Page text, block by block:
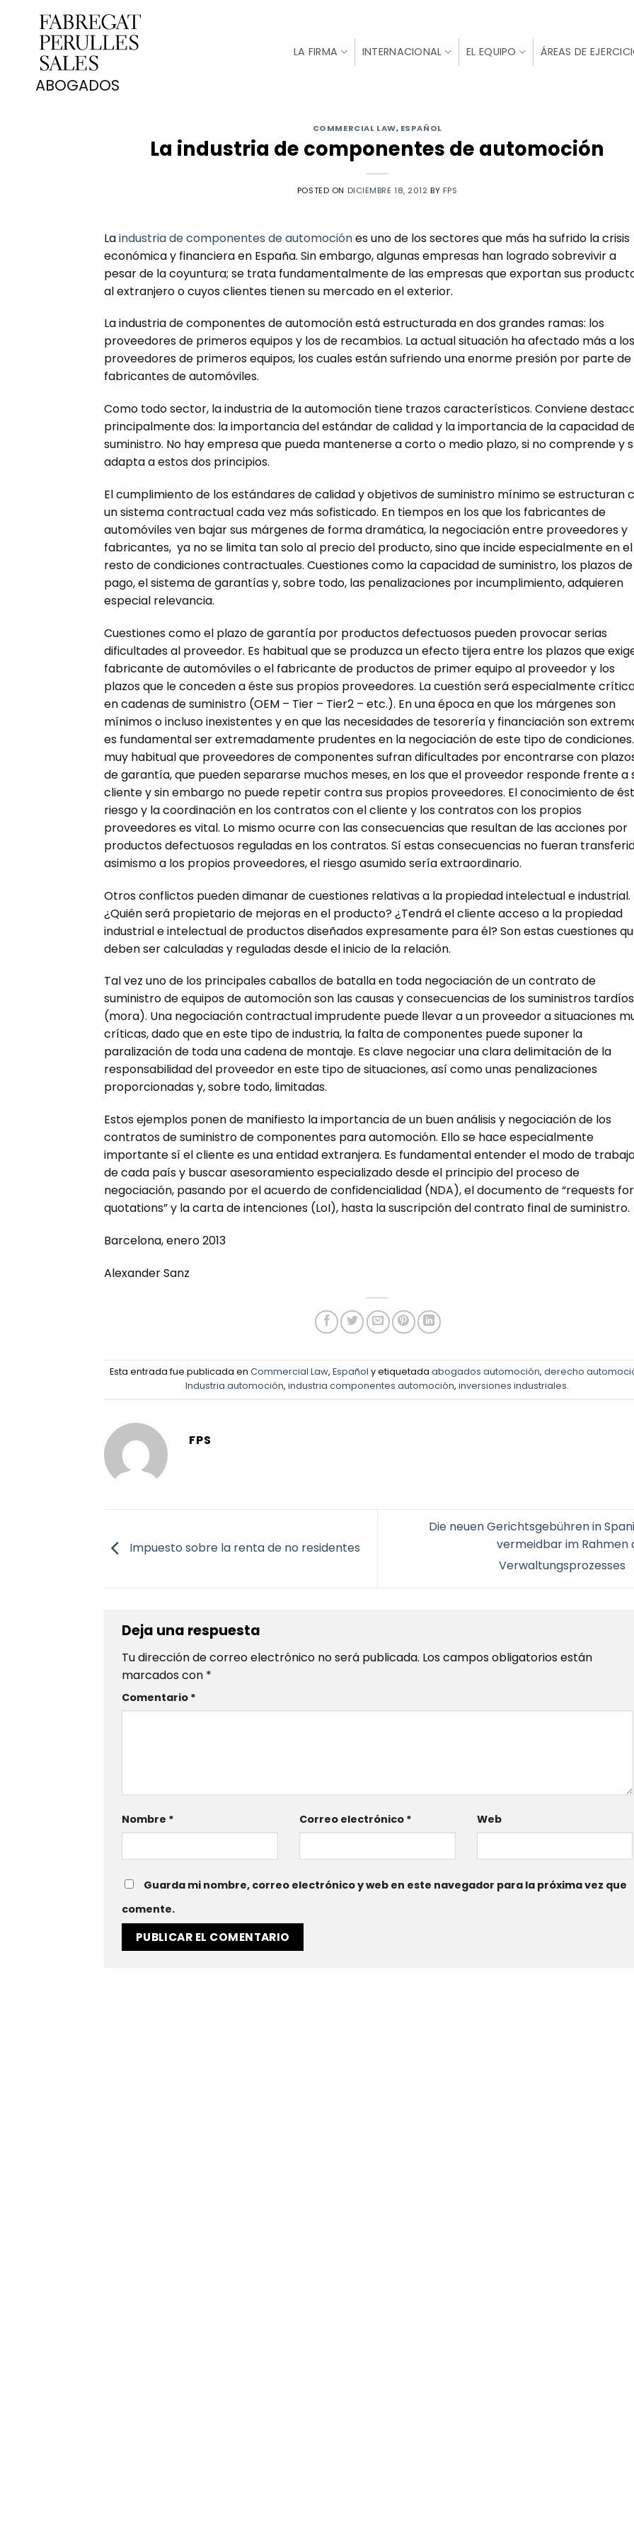
contenido
LA FIRMA INTERNACIONAL EL EQUIPO ÁREAS DE
COMMERCIAL LAW, ESPAÑOL
La industria de componentes de automoción
POSTED ON DICIEMBRE 18, 2012 BY FPS
Laindustria de componentes de automociónes uno de los sectores que más ha sufrido la crisis
económica y financiera en España. Sin embargo, algunas empresas han logrado sobrevivir a
pesar de la coyuntura; se trata fundamentalmente de las empresas que exportan sus
al extranjero o cuyos clientes tienen su mercado en el exterior.
La industria de componentes de automoción está estructurada en dos grandes ramas: los
proveedores de primeros equipos y los de recambios. La actual situación ha afectado más a los
proveedores de primeros equipos, los cuales están sufriendo una enorme presión por parte de
fabricantes de automóviles.
Como todo sector, la industria de la automoción tiene trazos característicos. Conviene
principalmente dos: la importancia del estándar de calidad y la importancia de la capacidad
suministro. No hay empresa que pueda mantenerse a corto o medio plazo, si no comprende y
adapta a estos dos principios.
El cumplimiento de los estándares de calidad y objetivos de suministro mínimo se estructuran
un sistema contractual cada vez más sofisticado. En tiempos en los que los fabricantes de
automóviles ven bajar sus márgenes de forma dramática, la negociación entre proveedores y
fabricantes, ya no se limita tan solo al precio del producto, sino que incide especialmente en el
resto de condiciones contractuales. Cuestiones como la capacidad de suministro, los plazos de
pago, el sistema de garantías y, sobre todo, las penalizaciones por incumplimiento, adquieren
especial relevancia.
Cuestiones como el plazo de garantía por productos defectuosos pueden provocar serias
dificultades al proveedor. Es habitual que se produzca un efecto tijera entre los plazos que
fabricante de automóviles o el fabricante de productos de primer equipo al proveedor y los
plazos que le conceden a éste sus propios proveedores. La cuestión será especialmente
en cadenas de suministro (OEM – Tier – Tier2 – etc.). En una época en que los márgenes son
mínimos o incluso inexistentes y en que las necesidades de tesorería y financiación son
es fundamental ser extremadamente prudentes en la negociación de este tipo de condiciones.
muy habitual que proveedores de componentes sufran dificultades por encontrarse con
de garantía, que pueden separarse muchos meses, en los que el proveedor responde frente a
cliente y sin embargo no puede repetir contra sus propios proveedores. El conocimiento de
riesgo y la coordinación en los contratos con el cliente y los contratos con los propios
proveedores es vital. Lo mismo ocurre con las consecuencias que resultan de las acciones por
productos defectuosos reguladas en los contratos. Sí estas consecuencias no fueran
asimismo a los propios proveedores, el riesgo asumido sería extraordinario.
Otros conflictos pueden dimanar de cuestiones relativas a la propiedad intelectual e industrial.
¿Quién será propietario de mejoras en el producto? ¿Tendrá el cliente acceso a la propiedad
industrial e intelectual de productos diseñados expresamente para él? Son estas cuestiones
deben ser calculadas y reguladas desde el inicio de la relación.
Tal vez uno de los principales caballos de batalla en toda negociación de un contrato de
suministro de equipos de automoción son las causas y consecuencias de los suministros tardíos
(mora). Una negociación contractual imprudente puede llevar a un proveedor a situaciones
críticas, dado que en este tipo de industria, la falta de componentes puede suponer la
paralización de toda una cadena de montaje. Es clave negociar una clara delimitación de la
responsabilidad del proveedor en este tipo de situaciones, así como unas penalizaciones
proporcionadas y, sobre todo, limitadas.
Estos ejemplos ponen de manifiesto la importancia de un buen análisis y negociación de los
contratos de suministro de componentes para automoción. Ello se hace especialmente
importante sí el cliente es una entidad extranjera. Es fundamental entender el modo de
de cada país y buscar asesoramiento especializado desde el principio del proceso de
negociación, pasando por el acuerdo de confidencialidad (NDA), el documento de “requests for
quotations” y la carta de intenciones (LoI), hasta la suscripción del contrato final de suministro.
Barcelona, enero 2013
Alexander Sanz
Esta entrada fue publicada en Commercial Law, Español y etiquetada abogados automoción, derecho
Industria automoción,industria componentes automoción,inversiones industriales.
FPS
Impuesto sobre la renta de no residentes
Die neuen Gerichtsgebühren in
vermeidbar im Rahmen
Verwaltungsprozesses
Deja una respuesta
Tu dirección de correo electrónico no será publicada. Los campos obligatorios están
marcados con *
Comentario *
Nombre * Correo electrónico * Web
Guarda mi nombre, correo electrónico y web en este navegador para la próxima vez que
comente.